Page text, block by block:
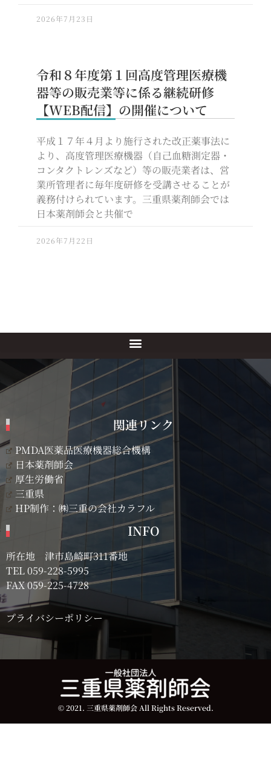
2026年7月23日
令和８年度第１回高度管理医療機
器等の販売業等に係る継続研修
【WEB配信】の開催について
平成１７年４月より施行された改正薬事法に
より、高度管理医療機器（自己血糖測定器・
コンタクトレンズなど）等の販売業者は、営
業所管理者に毎年度研修を受講させることが
義務付けられています。三重県薬剤師会では
日本薬剤師会と共催で
2026年7月22日
関連リンク
PMDA医薬品医療機器総合機構
日本薬剤師会
厚生労働省
三重県
HP制作：㈱三重の会社カラフル
INFO
所在地 津市島崎町311番地
TEL059-228-5995
FAX 059-225-4728
プライバシーポリシー
© 2021. 三重県薬剤師会 All Rights Reserved.